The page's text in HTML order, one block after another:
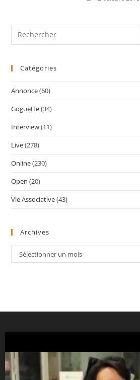
Catégories
Annonce(60)
Goguette(34)
Interview(11)
Live(278)
Online(230)
Open (20)
Vie Associative(43)
Archives
Sélectionner un mois